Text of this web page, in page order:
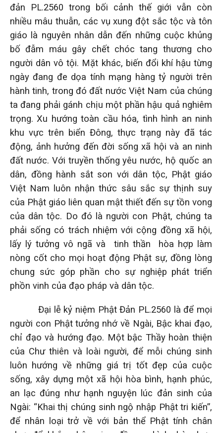
đản PL.2560 trong bối cảnh thế giới vẫn còn
nhiều mâu thuẫn, các vụ xung đột sắc tộc và tôn
giáo là nguyên nhân dẫn đến những cuộc khủng
bố đẫm máu gây chết chóc tang thương cho
người dân vô tội. Mặt khác, biến đổi khí hậu từng
ngày đang đe dọa tính mạng hàng tỷ người trên
hành tinh, trong đó đất nước Việt Nam của chúng
ta đang phải gánh chịu một phần hậu quả nghiêm
trọng. Xu hướng toàn cầu hóa, tình hình an ninh
khu vực trên biển Đông, thực trạng này đã tác
động, ảnh hưởng đến đời sống xã hội và an ninh
đất nước. Với truyền thống yêu nước, hộ quốc an
dân, đồng hành sắt son với dân tộc, Phật giáo
Việt Nam luôn nhận thức sâu sắc sự thịnh suy
của Phật giáo liên quan mật thiết đến sự tồn vong
của dân tộc. Do đó là người con Phật, chúng ta
phải sống có trách nhiệm với cộng đồng xã hội,
lấy lý tưởng vô ngã và tinh thần hòa hợp làm
nòng cốt cho mọi hoạt động Phật sự, đồng lòng
chung sức góp phần cho sự nghiệp phát triển
phồn vinh của đạo pháp và dân tộc.
Đại lễ kỷ niệm Phật Đản PL.2560 là để mọi
người con Phật tưởng nhớ về Ngài, Bậc khai đạo,
chỉ đạo và hướng đạo. Một bậc Thầy hoàn thiện
của Chư thiên và loài người, để mỗi chúng sinh
luôn hướng về những giá trị tốt đẹp của cuộc
sống, xây dựng một xã hội hòa bình, hạnh phúc,
an lạc đúng như hạnh nguyện lúc đản sinh của
Ngài: “Khai thị chúng sinh ngộ nhập Phật tri kiến”,
để nhân loại trở về với bản thể Phật tính chân